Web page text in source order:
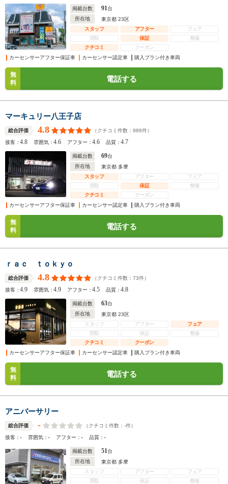
掲載台数 91台
所在地
東京都 23区
スタッフ
アフター
フェア
買取
保証
整備
クチコミ
クーポン
カーセンサーアフター保証車
カーセンサー認定車 購入プラン付き車両
無
料
電話する
マーキュリー八王子店
総合評価 4.8 （クチコミ件数： 986件）
接客：4.8 雰囲気：4.6 アフター：4.6 品質：4.7
掲載台数 69台
所在地
東京都 多摩
スタッフ
アフター
フェア
買取
保証
整備
クチコミ
クーポン
カーセンサーアフター保証車
カーセンサー認定車 購入プラン付き車両
無
料
電話する
ｒａｃ ｔｏｋｙｏ
総合評価 4.8 （クチコミ件数： 73件）
接客：4.9 雰囲気：4.9 アフター：4.5 品質：4.8
掲載台数 63台
所在地
東京都 23区
スタッフ
アフター
フェア
買取
保証
整備
クチコミ
クーポン
カーセンサーアフター保証車
カーセンサー認定車 購入プラン付き車両
無
料
電話する
アニバーサリー
総合評価 - （クチコミ件数： -件）
接客：- 雰囲気：- アフター：- 品質：-
掲載台数 51台
所在地
東京都 多摩
スタッフ
アフター
フェア
買取
保証
整備